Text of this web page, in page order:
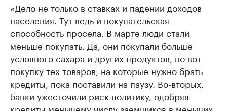
«Дело не только в ставках и падении доходов
населения. Тут ведь и покупательская
способность просела. В марте люди стали
меньше покупать. Да, они покупали больше
условного сахара и других продуктов, но вот
покупку тех товаров, на которые нужно брать
кредиты, пока поставили на паузу. Во-вторых,
банки ужесточили риск-политику, одобряя